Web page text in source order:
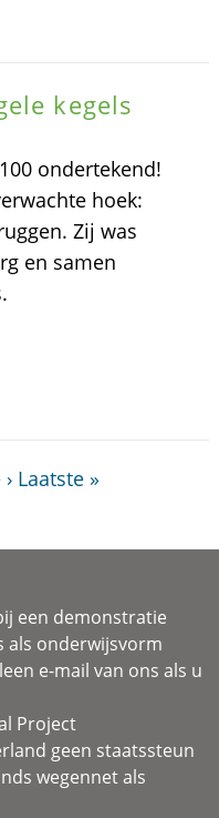
kegels
ondertekend!
hoek:
Zij was
en samen
Laatste »
een demonstratie
als onderwijsvorm
e-mail van ons als u
Project
geen staatssteun
wegennet als